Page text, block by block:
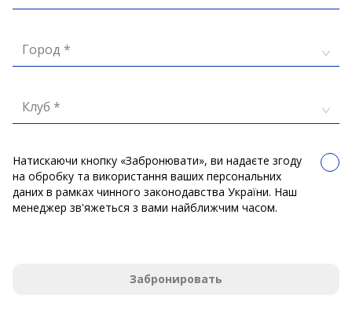
Город *
Клуб *
Натискаючи кнопку «Забронювати», ви надаєте згоду
на обробку та використання ваших персональних
даних в рамках чинного законодавства України. Наш
менеджер зв'яжеться з вами найближчим часом.
Забронировать